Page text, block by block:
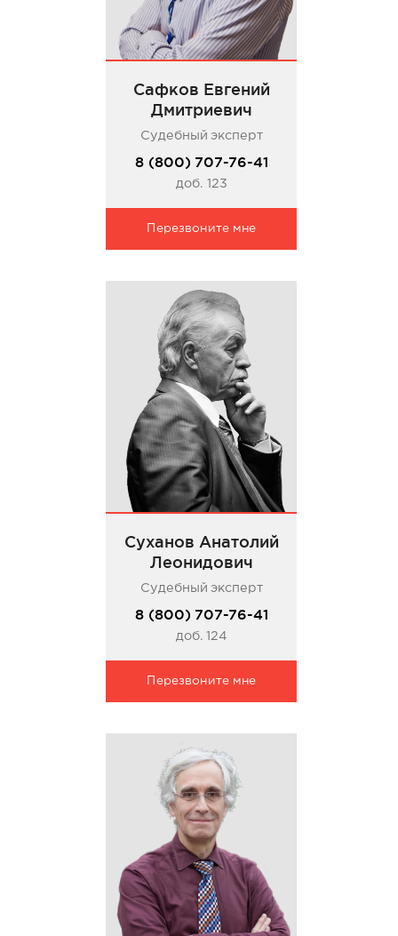
Сафков Евгений
Дмитриевич
Судебный эксперт
8 (800) 707-76-41
доб. 123
Перезвоните мне
Суханов Анатолий
Леонидович
Судебный эксперт
8 (800) 707-76-41
доб. 124
Перезвоните мне